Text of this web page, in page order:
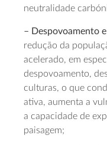
neutralidade
– Despovoamento
redução da
acelerado, em
despovoamento,
culturas, o que
ativa, aumenta a
a capacidade de
paisagem;